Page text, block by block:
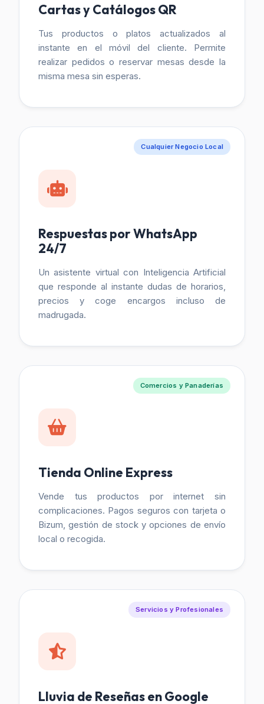
Cartas y Catálogos QR
Tus productos o platos actualizados al
instante en el móvil del cliente. Permite
realizar pedidos o reservar mesas desde la
misma mesa sin esperas.
Cualquier Negocio Local
Respuestas por WhatsApp
24/7
Un asistente virtual con Inteligencia Artificial
que responde al instante dudas de horarios,
precios y coge encargos incluso de
madrugada.
Comercios y Panaderías
Tienda Online Express
Vende tus productos por internet sin
complicaciones. Pagos seguros con tarjeta o
Bizum, gestión de stock y opciones de envío
local o recogida.
Servicios y Profesionales
Lluvia de Reseñas en Google